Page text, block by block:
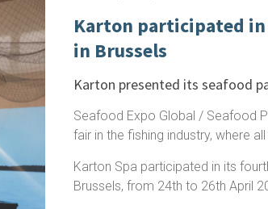
Karton participated in
in Brussels
Karton presented its seafood
Seafood Expo Global / Seafood
fair in the fishing industry, where
Karton Spa participated in its
Brussels, from 24th to 26th April